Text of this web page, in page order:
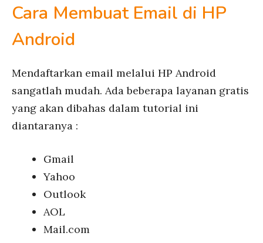
Cara Membuat Email di HP
Android
Mendaftarkan email melalui HP Android
sangatlah mudah. Ada beberapa layanan gratis
yang akan dibahas dalam tutorial ini
diantaranya :
Gmail
Yahoo
Outlook
AOL
Mail.com